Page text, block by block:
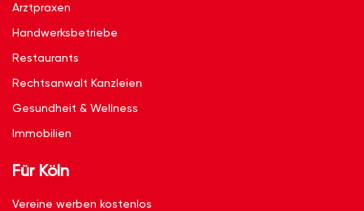
Arztpraxen
Handwerksbetriebe
Restaurants
Rechtsanwalt Kanzleien
Gesundheit & Wellness
Immobilien
Für Köln
Vereine werben kostenlos